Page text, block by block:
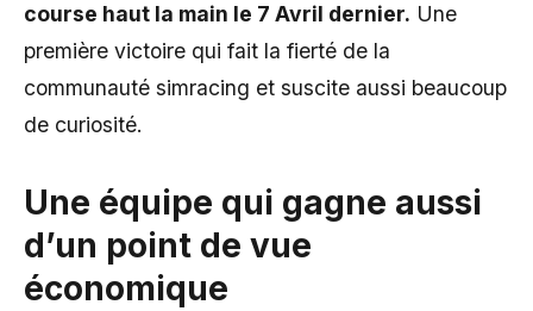
course haut la main le 7 Avril dernier. Une
première victoire qui fait la fierté de la
communauté simracing et suscite aussi beaucoup
de curiosité.
Une équipe qui gagne aussi
d’un point de vue
économique